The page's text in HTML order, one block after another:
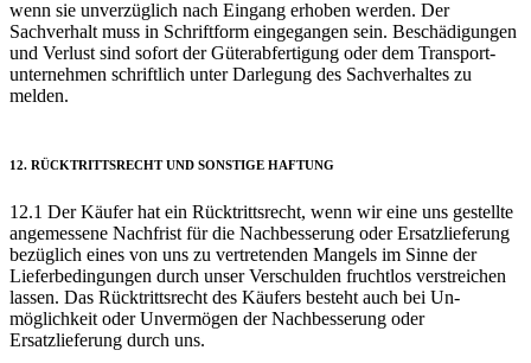
wenn sie unverzüglich nach Eingang erhoben werden. Der
Sachverhalt muss in Schriftform eingegangen sein. Beschädigungen
und Verlust sind sofort der Güter­abfertigung oder dem Transport­
unternehmen schriftlich unter Darlegung des Sachverhaltes zu
melden.
12. RÜCKTRITTS­RECHT UND SONSTIGE HAFTUNG
12.1 Der Käufer hat ein Rücktritts­recht, wenn wir eine uns gestellte
angemessene Nachfrist für die Nachbesserung oder Ersatz­lieferung
bezüglich eines von uns zu vertretenden Mangels im Sinne der
Liefer­bedingungen durch unser Verschulden fruchtlos verstreichen
lassen. Das Rück­tritts­recht des Käufers besteht auch bei Un­
möglichkeit oder Unvermögen der Nachbesserung oder
Ersatzlieferung durch uns.